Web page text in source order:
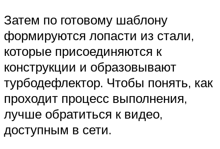
Затем по готовому шаблону
формируются лопасти из стали,
которые присоединяются к
конструкции и образовывают
турбодефлектор. Чтобы понять, как
проходит процесс выполнения,
лучше обратиться к видео,
доступным в сети.